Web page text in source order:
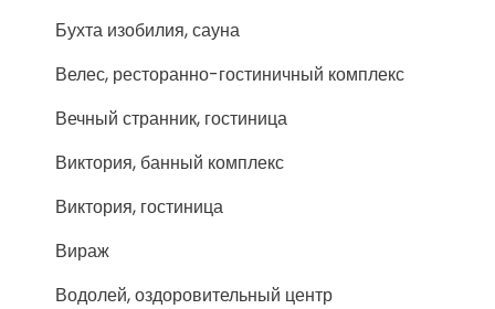
Бухта изобилия, сауна
Велес, ресторанно-гостиничный комплекс
Вечный странник, гостиница
Виктория, банный комплекс
Виктория, гостиница
Вираж
Водолей, оздоровительный центр